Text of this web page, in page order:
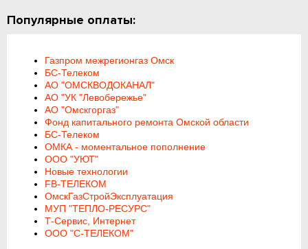
Популярные оплаты:
Газпром межрегионгаз Омск
БС-Телеком
АО "ОМСКВОДОКАНАЛ"
АО "УК "Левобережье"
АО "Омскгоргаз"
Фонд капитального ремонта Омской области
БС-Телеком
ОМКА - моментальное пополнение
ООО "УЮТ"
Новые технологии
FB-ТЕЛЕКОМ
ОмскГазСтройЭксплуатация
МУП "ТЕПЛО-РЕСУРС"
Т-Сервис, Интернет
ООО "С-ТЕЛЕКОМ"